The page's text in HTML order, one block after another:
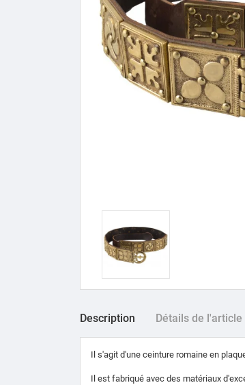
Description Détails de l'article
Il s'agit d'une ceinture romaine en
Il est fabriqué avec des matériaux